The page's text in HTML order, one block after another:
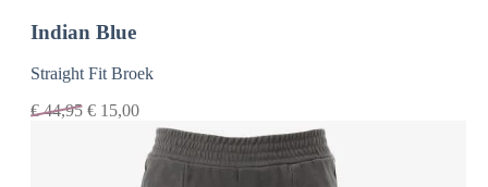
Indian Blue
Straight Fit Broek
€44,95 € 15,00